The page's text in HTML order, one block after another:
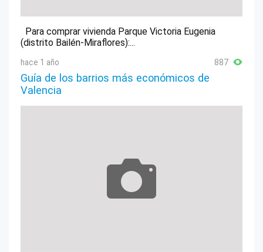
Para comprar vivienda Parque Victoria Eugenia
(distrito Bailén-Miraflores):...
hace 1 año 887
Guía de los barrios más económicos de
Valencia